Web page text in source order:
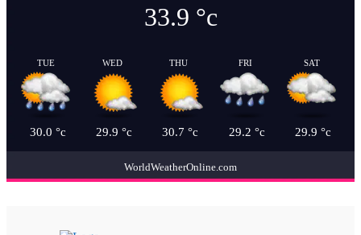
33.9 °c
TUE
30.0 °c
WED
29.9 °c
THU
30.7 °c
FRI
29.2 °c
SAT
29.9 °c
WorldWeatherOnline.com